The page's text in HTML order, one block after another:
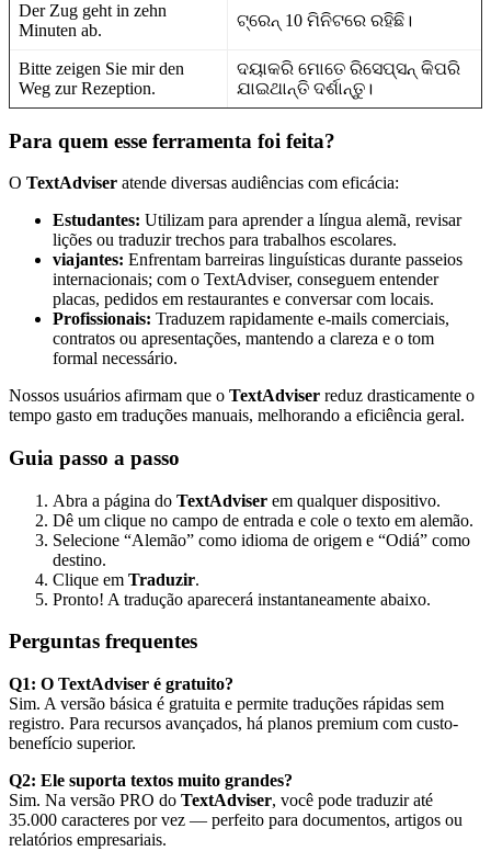
Der Zug geht in zehn
Minuten ab.
ଟ୍ରେନ୍ 10 ମିନିଟରେ ରହିଛି।
Bitte zeigen Sie mir den
Weg zur Rezeption.
ଦୟାକରି ମୋତେ ରିସେପ୍‌ସନ୍ କିପରି
ଯାଇଥାନ୍ତି ଦର୍ଶାନ୍ତୁ।
Para quem esse ferramenta foi feita?
O TextAdviser atende diversas audiências com eficácia:
Estudantes: Utilizam para aprender a língua alemã, revisar
lições ou traduzir trechos para trabalhos escolares.
viajantes: Enfrentam barreiras linguísticas durante passeios
internacionais; com o TextAdviser, conseguem entender
placas, pedidos em restaurantes e conversar com locais.
Profissionais: Traduzem rapidamente e-mails comerciais,
contratos ou apresentações, mantendo a clareza e o tom
formal necessário.
Nossos usuários afirmam que o TextAdviser reduz drasticamente o
tempo gasto em traduções manuais, melhorando a eficiência geral.
Guia passo a passo
Abra a página do TextAdviser em qualquer dispositivo.
Dê um clique no campo de entrada e cole o texto em alemão.
Selecione “Alemão” como idioma de origem e “Odiá” como
destino.
Clique em Traduzir.
Pronto! A tradução aparecerá instantaneamente abaixo.
Perguntas frequentes
Q1: O TextAdviser é gratuito?
Sim. A versão básica é gratuita e permite traduções rápidas sem
registro. Para recursos avançados, há planos premium com custo-
benefício superior.
Q2: Ele suporta textos muito grandes?
Sim. Na versão PRO do TextAdviser, você pode traduzir até
35.000 caracteres por vez — perfeito para documentos, artigos ou
relatórios empresariais.